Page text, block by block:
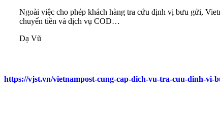
Ngoài việc cho phép khách hàng tra cứu định vị bưu gửi,
chuyển tiền và dịch vụ COD…
Dạ Vũ
https://vjst.vn/vietnampost-cung-cap-dich-vu-tra-cuu-dinh-vi-